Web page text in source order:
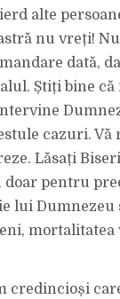
alte
nu vreți!
dată,
Știți bine că
cazuri. Vă
Lăsați
pentru
lui
mortalitatea
credincioși